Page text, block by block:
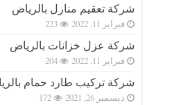
شركة تعقيم منازل بالرياض
فبراير 11, 2022 223
شركة عزل خزانات بالرياض
فبراير 11, 2022 204
شركة تركيب طارد حمام
ديسمبر 26, 2021 172